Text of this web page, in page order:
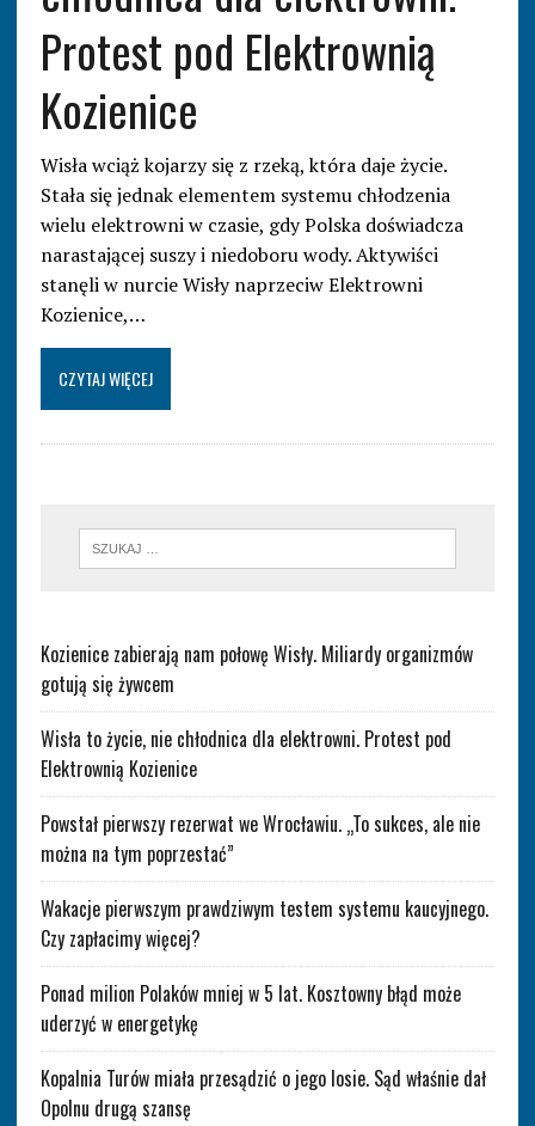
Protest pod Elektrownią
Kozienice
Wisła wciąż kojarzy się z rzeką, która daje życie.
Stała się jednak elementem systemu chłodzenia
wielu elektrowni w czasie, gdy Polska doświadcza
narastającej suszy i niedoboru wody. Aktywiści
stanęli w nurcie Wisły naprzeciw Elektrowni
Kozienice,…
CZYTAJ WIĘCEJ
Kozienice zabierają nam połowę Wisły. Miliardy organizmów
gotują się żywcem
Wisła to życie, nie chłodnica dla elektrowni. Protest pod
Elektrownią Kozienice
Powstał pierwszy rezerwat we Wrocławiu. „To sukces, ale nie
można na tym poprzestać”
Wakacje pierwszym prawdziwym testem systemu kaucyjnego.
Czy zapłacimy więcej?
Ponad milion Polaków mniej w 5 lat. Kosztowny błąd może
uderzyć w energetykę
Kopalnia Turów miała przesądzić o jego losie. Sąd właśnie dał
Opolnu drugą szansę